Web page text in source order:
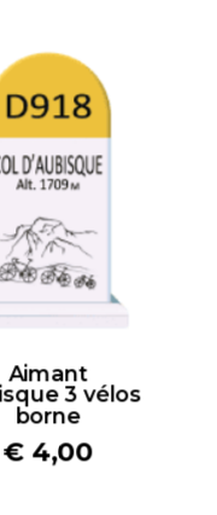
Aimant
3 vélos
borne
€ 4,00